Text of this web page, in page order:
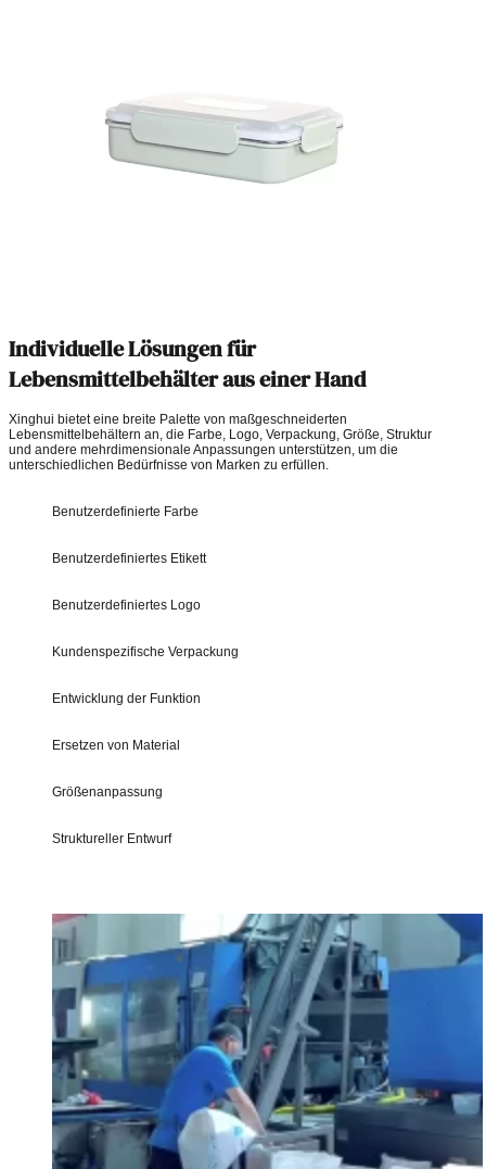
Individuelle Lösungen für
Lebensmittelbehälter aus einer Hand
Xinghui bietet eine breite Palette von maßgeschneiderten
Lebensmittelbehältern an, die Farbe, Logo, Verpackung, Größe, Struktur
und andere mehrdimensionale Anpassungen unterstützen, um die
unterschiedlichen Bedürfnisse von Marken zu erfüllen.
Benutzerdefinierte Farbe
Benutzerdefiniertes Etikett
Benutzerdefiniertes Logo
Kundenspezifische Verpackung
Entwicklung der Funktion
Ersetzen von Material
Größenanpassung
Struktureller Entwurf